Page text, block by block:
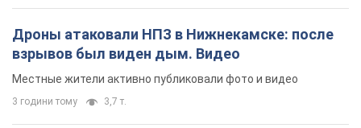
попытке вторжения со стороны России –
медиа
Журналисты рассказали, что происходит в зоне
5 годин тому 16,6 т.